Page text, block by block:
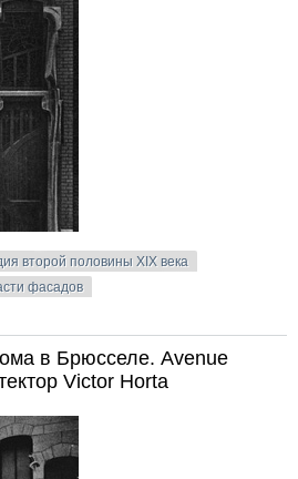
второй половины XIX века
фасадов
в Брюсселе. Avenue
Victor Horta